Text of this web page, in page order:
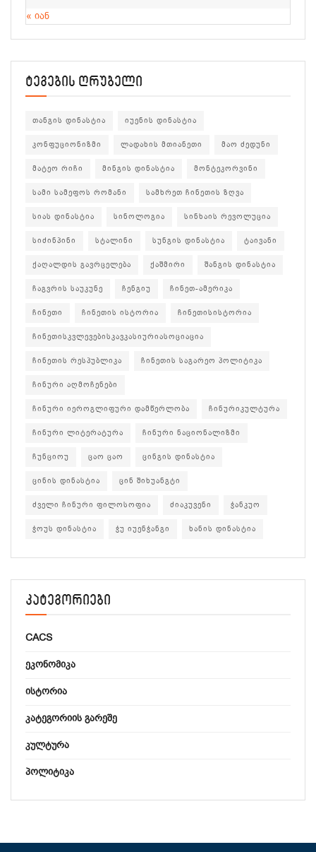
« იან
ტეგების ღრუბელი
თანგის დინასტია იუენის დინასტია
კონფუციონიზმი ლადახის მთიანეთი მაო ძედუნი
მატეო რიჩი მინგის დინასტია მონტეკორვინი
სამი სამეფოს რომანი სამხრეთ ჩინეთის ზღვა
სიას დინასტია სინოლოგია სინხაის რევოლუცია
სიძინპინი სტალინი სუნგის დინასტია ტაივანი
ქაღალდის გავრცელება ქაშმირი შანგის დინასტია
ჩაგვრის საუკუნე ჩენგიუ ჩინეთ-ამერიკა
ჩინეთი ჩინეთის ისტორია ჩინეთისისტორია
ჩინეთისკვლევებისკავკასიურიასოციაცია
ჩინეთის რესპუბლიკა ჩინეთის საგარეო პოლიტიკა
ჩინური აღმოჩენები
ჩინური იეროგლიფური დამწერლობა ჩინურიკულტურა
ჩინური ლიტერატურა ჩინური ნაციონალიზმი
ჩუნციოუ ცაო ცაო ცინგის დინასტია
ცინის დინასტია ცინ შიხუანგტი
ძველი ჩინური ფილოსოფია ძიაკუვენი ჭანკუო
ჭოუს დინასტია ჭუ იუენჭანგი ხანის დინასტია
კატეგორიები
CACS
ᲔᲙᲝᲜᲝᲛᲘᲙᲐ
ᲘᲡᲢᲝᲠᲘᲐ
ᲙᲐᲢᲔᲒᲝᲠᲘᲘᲡ ᲒᲐᲠᲔᲨᲔ
ᲙᲣᲚᲢᲣᲠᲐ
ᲞᲝᲚᲘᲢᲘᲙᲐ